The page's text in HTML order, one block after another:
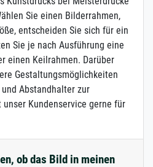
Sie einen Bilderrahmen,
entscheiden Sie sich für ein
Sie je nach Ausführung eine
einen Keilrahmen. Darüber
Gestaltungsmöglichkeiten
Abstandhalter zur
Kundenservice gerne für
ob das Bild in meinen